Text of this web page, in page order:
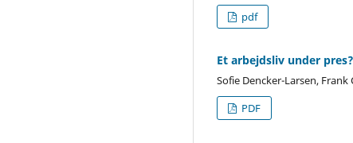
pdf
Et arbejdsliv under
Sofie Dencker-Larsen, Frank
PDF